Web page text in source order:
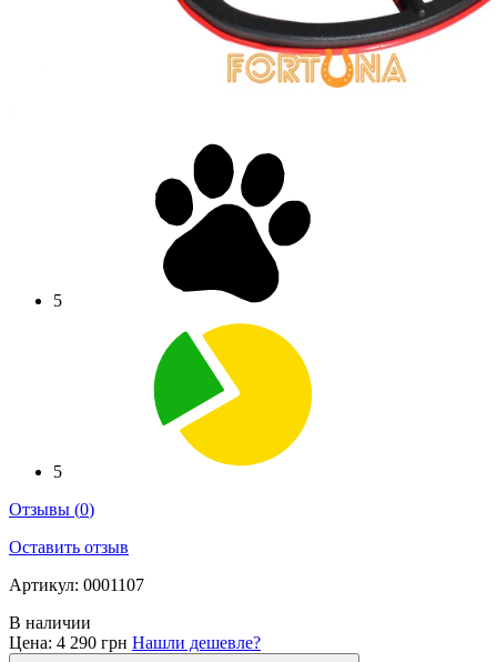
5
5
Отзывы (0)
Оставить отзыв
Артикул: 0001107
В наличии
Цена: 4 290 грн Нашли дешевле?